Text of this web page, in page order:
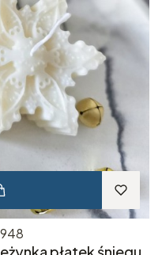
płatek śniegu